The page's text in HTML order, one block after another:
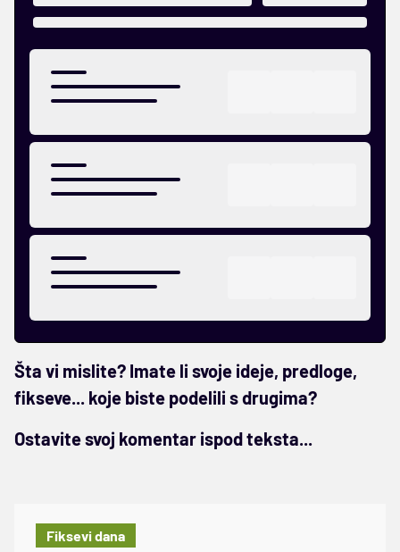
Šta vi mislite? Imate li svoje ideje, predloge,
fikseve... koje biste podelili s drugima?
Ostavite svoj komentar ispod teksta...
Fiksevi dana